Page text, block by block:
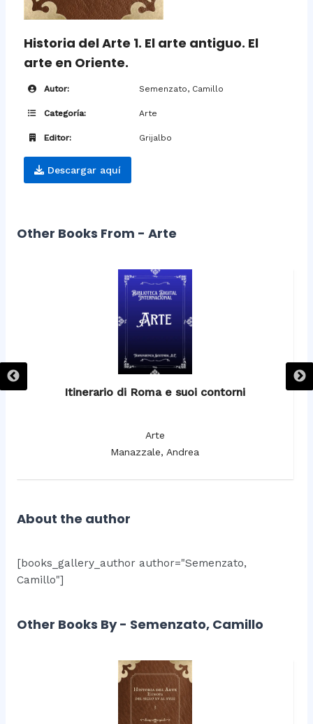
Historia del Arte 1. El arte antiguo. El
arte en Oriente.
Autor: Semenzato, Camillo
Categoría: Arte
Editor: Grijalbo
Descargar aquí
Other Books From - Arte
Itinerario di Roma e suoi contorni
Arte
Manazzale, Andrea
About the author
[books_gallery_author author="Semenzato,
Camillo"]
Other Books By - Semenzato, Camillo